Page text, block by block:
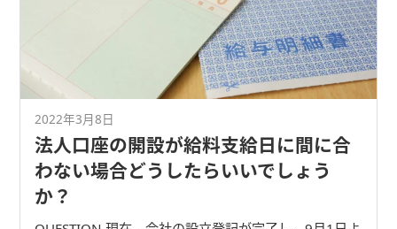
2022年3月8日
法人口座の開設が給料支給日に間に合
わない場合どうしたらいいでしょう
か？